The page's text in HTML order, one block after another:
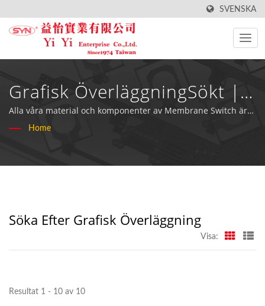
SVENSKA
Grafisk ÖverläggningSökt |
Toppkvalitets Vattentäta
Tangentbordstillverkare -
YiYi Enterprise Co., Ltd
Alla våra material och komponenter av Membrane Switch är
under RoHS-kompatibla.
Home
Söka Efter Grafisk Överläggning
Visa:
Resultat 1 - 10 av 10